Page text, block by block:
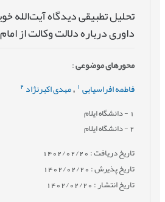
تحلیل تطبیقی دیدگاه آیت‌الله
داوری درباره دلالت وکالت از
محورهای موضوعی:
فاطمه افراسیابی , مهدی اکبرنژاد 2
- دانشگاه ایلام
2- دانشگاه ایلام
تاریخ دریافت : 1402/02/20
تاریخ پذیرش : 1402/02/20
تاریخ انتشار : 1402/02/20